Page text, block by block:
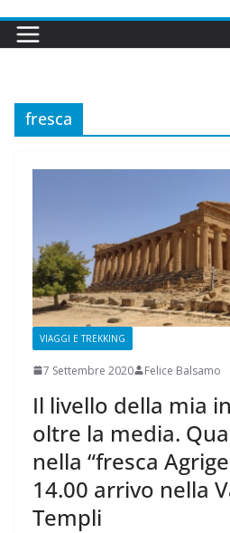
fresca
VIAGGI E TREKKING
7 Settembre 2020 Felice Balsamo
Il livello della mia
oltre la media.
nella “fresca
14.00 arrivo nella
Templi